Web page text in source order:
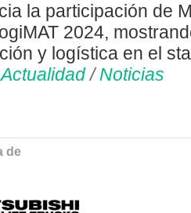
la participación de
2024,
y logística en el
Actualidad / Noticias
de